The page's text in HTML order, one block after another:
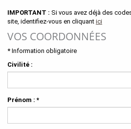
IMPORTANT : Si vous avez déjà des
site, identifiez-vous en cliquant ici
VOS COORDONNÉES
* Information obligatoire
Civilité :
Prénom : *